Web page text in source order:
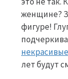
женщине?
фигуре!
лет будут